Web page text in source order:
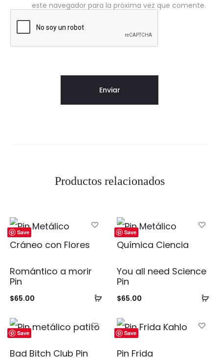
este navegador para la próxima vez que comente.
Productos relacionados
Save
Añadir
carrito
Romántico a morir
Pin
$65.00
Save
You all need Science
Pin
$65.00
Save
Bad Bitch Club Pin
Save
Pin Frida